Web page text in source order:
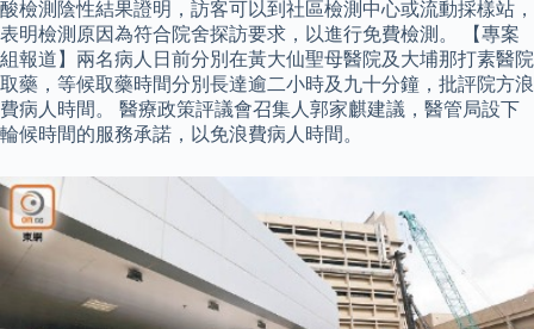
酸檢測陰性結果證明，訪客可以到社區檢測中心或流動採樣站，
表明檢測原因為符合院舍探訪要求，以進行免費檢測。 【專案
組報道】兩名病人日前分別在黃大仙聖母醫院及大埔那打素醫院
取藥，等候取藥時間分別長達逾二小時及九十分鐘，批評院方浪
費病人時間。 醫療政策評議會召集人郭家麒建議，醫管局設下
輪候時間的服務承諾，以免浪費病人時間。